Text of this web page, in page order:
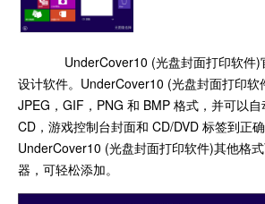
UnderCover10 (光盘封面打印软件)
设计软件。UnderCover10 (光盘封面打印软
JPEG，GIF，PNG 和 BMP 格式，并可以自
CD，游戏控制台封面和 CD/DVD 标签到正确
UnderCover10 (光盘封面打印软件)其他格
器，可轻松添加。